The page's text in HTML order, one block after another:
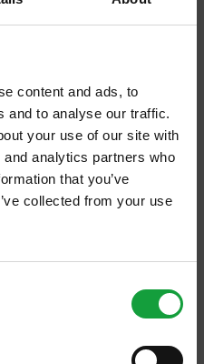
content and ads, to
and to analyse our traffic.
your use of our site with
analytics partners who
that you’ve
collected from your use
ambasciatore-
cittàe
e delle bellezze italiane
NEWSLETTER
ultime novita nel campo